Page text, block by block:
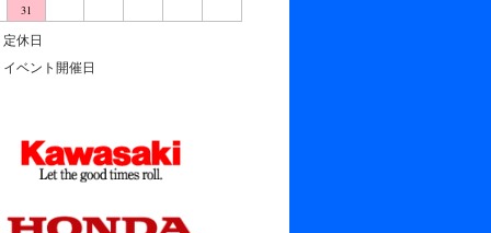
31
定休日
イベント開催日